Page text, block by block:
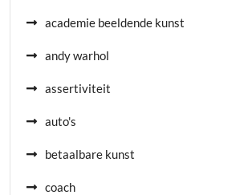
academie beeldende kunst
andy warhol
assertiviteit
auto's
betaalbare kunst
coach